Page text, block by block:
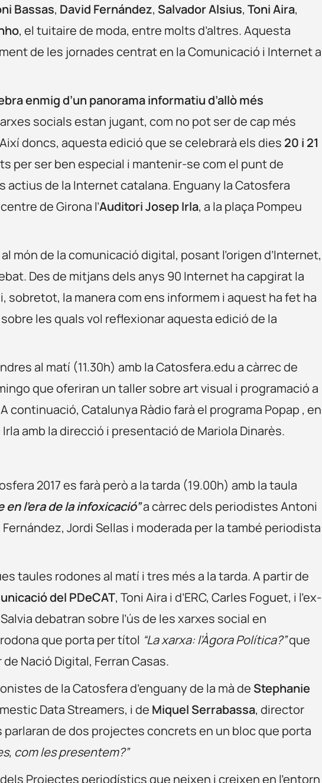
Bassas, David Fernández, Salvador Alsius,Toni Aira,
, el tuitaire de moda, entre molts d’altres. Aquesta
de les jornades centrat en la Comunicació i Internet a
enmig d’un panorama informatiu d’allò més
socials estan jugant, com no pot ser de cap més
doncs, aquesta edició que se celebrarà els dies 20 i 21
per ser ben especial i mantenir-se com el punt de
actius de la Internet catalana. Enguany la Catosfera
de Girona l’Auditori Josep Irla, a la plaça Pompeu
món de la comunicació digital, posant l’origen d’Internet,
Des de mitjans dels anys 90 Internet ha capgirat la
sobretot, la manera com ens informem i aquest ha fet ha
les quals vol reflexionar aquesta edició de la
al matí (11.30h) amb la Catosfera.edu a càrrec de
que oferiran un taller sobre art visual i programació a
continuació, Catalunya Ràdio farà el programa Popap , en
amb la direcció i presentació de Mariola Dinarès.
2017 es farà però a la tarda (19.00h) amb la taula
l’era de la infoxicació”a càrrec dels periodistes Antoni
Jordi Sellas i moderada per la també periodista
taules rodones al matí i tres més a la tarda. A partir de
del PDeCAT, Toni Aira i d’ERC, Carles Foguet, i l’ex-
debatran sobre l’ús de les xarxes social en
que porta per títol “La xarxa: l’Àgora Política?”que
Nació Digital, Ferran Casas.
de la Catosfera d’enguany de la mà de Stephanie
Data Streamers, i de Miquel Serrabassa, director
de dos projectes concrets en un bloc que porta
com les presentem?”
Projectes periodístics que neixen i creixen en l’entorn